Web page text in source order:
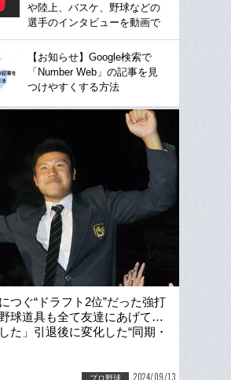
や陸上、バスケ、野球などの
選手のインタビューを動画で
【お知らせ】Google検索で
「Number Web」の記事を見
つけやすくする方法
つぐ“ドラフト2位”だった強打
球道具も全て友達にあげて…
た」引退後に変化した“同期・
い
プロ野球 2024/09/13